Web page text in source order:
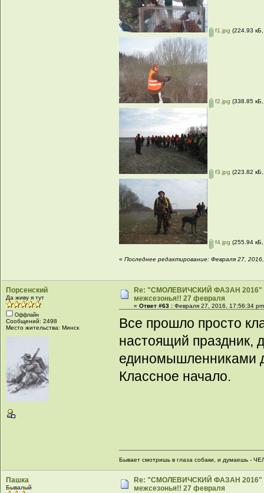
f1.jpg (224.93
f2.jpg (338.85
f3.jpg (223.82
f4.jpg (255.94
«Последнее редактирование: Февраля 27,
Порсенский
Да живу я тут
Оффлайн
Сообщений: 2498
Место жительства: Минск
Re: "СМОЛЕВИЧСКИЙ ФАЗАН 2016" -
межсезонья!! 27 февраля
«Ответ #63 : Февраля 27, 2016, 17:56:34
Все прошло просто
настоящий праздник,
единомышленниками
Классное начало.
Бывает смотришь в глаза собаки, и думаешь -
Пашка
Бывалый
Re: "СМОЛЕВИЧСКИЙ ФАЗАН 2016" -
межсезонья!! 27 февраля